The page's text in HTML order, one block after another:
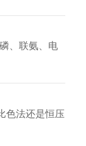
、联氨、电
色法还是恒压